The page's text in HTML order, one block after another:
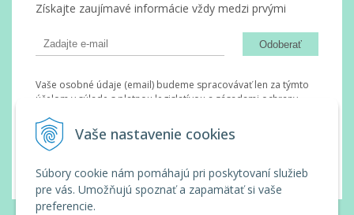
Vaše nastavenie cookies
Súbory cookie nám pomáhajú pri poskytovaní služieb
pre vás. Umožňujú spoznať a zapamätať si vaše
preferencie.
Získajte zaujímavé informácie vždy medzi prvými
Odoberať
Vaše osobné údaje (email) budeme spracovávať len za týmto
účelom v súlade s platnou legislatívou a zásadami ochrany
vám pošleme na váš email. Súhlas môžete kedykoľvek odvolať
písomne, emailom alebo kliknutím na odkaz z ktoréhokoľvek
informačného emailu.